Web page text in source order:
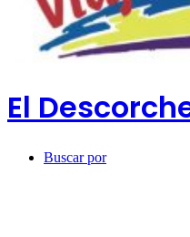
El
Buscar por